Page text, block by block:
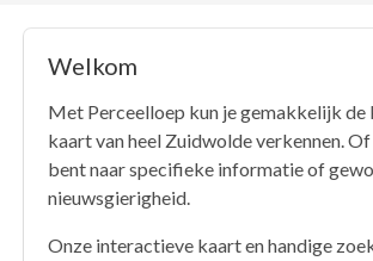
Welkom
Met Perceelloep kun je gemakkelijk de
kaart van heel Zuidwolde verkennen.
bent naar specifieke informatie of
nieuwsgierigheid.
Onze interactieve kaart en handige